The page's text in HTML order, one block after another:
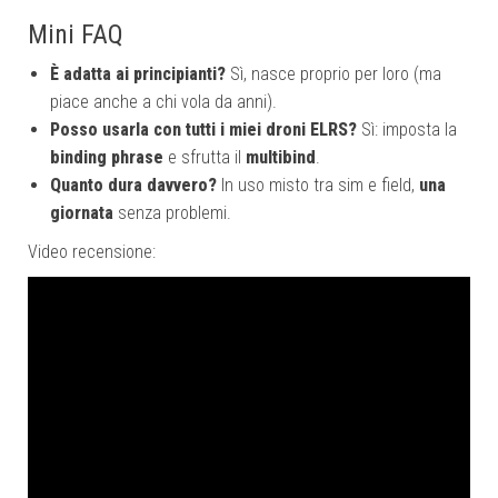
Mini FAQ
È adatta ai principianti? Sì, nasce proprio per loro (ma
piace anche a chi vola da anni).
Posso usarla con tutti i miei droni ELRS? Sì: imposta la
binding phrase e sfrutta il multibind.
Quanto dura davvero? In uso misto tra sim e field, una
giornata senza problemi.
Video recensione: